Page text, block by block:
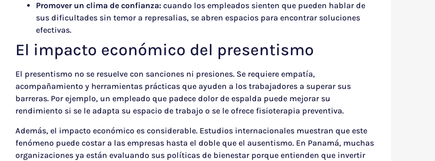
Promover un clima de confianza: cuando los empleados sienten que pueden hablar de
sus dificultades sin temor a represalias, se abren espacios para encontrar soluciones
efectivas.
El impacto económico del presentismo
El presentismo no se resuelve con sanciones ni presiones. Se requiere empatía,
acompañamiento y herramientas prácticas que ayuden a los trabajadores a superar sus
barreras. Por ejemplo, un empleado que padece dolor de espalda puede mejorar su
rendimiento si se le adapta su espacio de trabajo o se le ofrece fisioterapia preventiva.
Además, el impacto económico es considerable. Estudios internacionales muestran que este
fenómeno puede costar a las empresas hasta el doble que el ausentismo. En Panamá, muchas
organizaciones ya están evaluando sus políticas de bienestar porque entienden que invertir